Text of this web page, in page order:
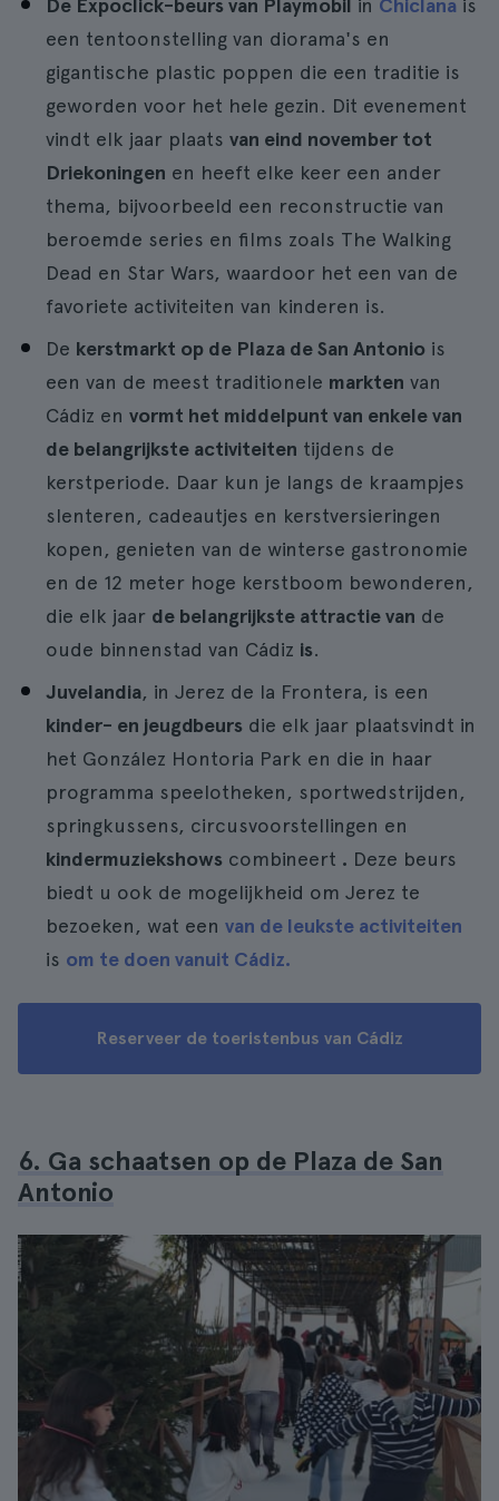
De Expoclick-beurs van Playmobil in Chiclana is
een tentoonstelling van diorama's en
gigantische plastic poppen die een traditie is
geworden voor het hele gezin. Dit evenement
vindt elk jaar plaats van eind november tot
Driekoningen en heeft elke keer een ander
thema, bijvoorbeeld een reconstructie van
beroemde series en films zoals The Walking
Dead en Star Wars, waardoor het een van de
favoriete activiteiten van kinderen is.
De kerstmarkt op de Plaza de San Antonio is
een van de meest traditionele markten van
Cádiz en vormt het middelpunt van enkele van
de belangrijkste activiteiten tijdens de
kerstperiode. Daar kun je langs de kraampjes
slenteren, cadeautjes en kerstversieringen
kopen, genieten van de winterse gastronomie
en de 12 meter hoge kerstboom bewonderen,
die elk jaar de belangrijkste attractie van de
oude binnenstad van Cádiz is.
Juvelandia, in Jerez de la Frontera, is een
kinder- en jeugdbeurs die elk jaar plaatsvindt in
het González Hontoria Park en die in haar
programma speelotheken, sportwedstrijden,
springkussens, circusvoorstellingen en
kindermuziekshows combineert . Deze beurs
biedt u ook de mogelijkheid om Jerez te
bezoeken, wat een van de leukste activiteiten
is om te doen vanuit Cádiz.
Reserveer de toeristenbus van Cádiz
6. Ga schaatsen op de Plaza de San
Antonio